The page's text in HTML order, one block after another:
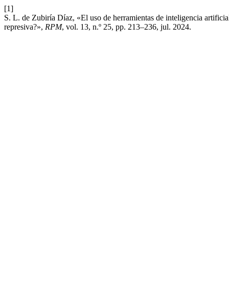
[1]
S. L. de Zubiría Díaz, «El uso de herramientas de inteligencia
represiva?», RPM, vol. 13, n.º 25, pp. 213–236, jul. 2024.